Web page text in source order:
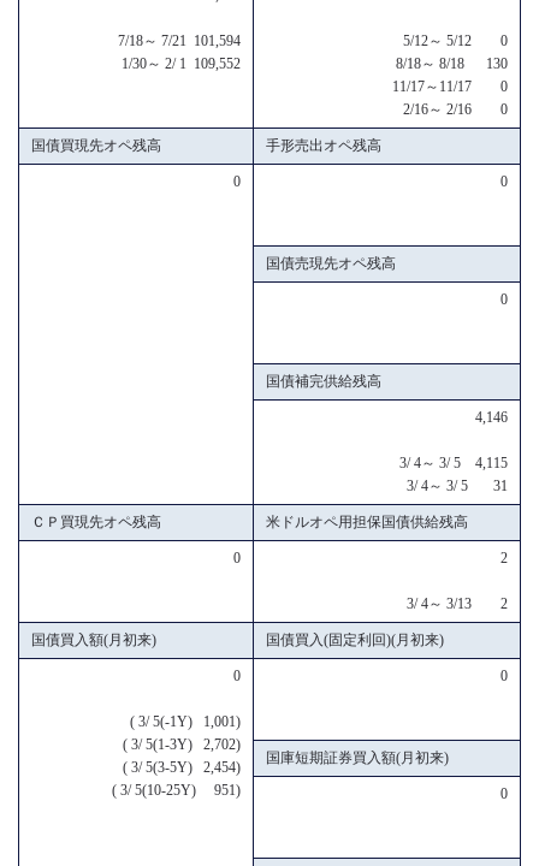
7/18～ 7/21 101,594
1/30～ 2/ 1 109,552
5/12～ 5/12 0
8/18～ 8/18 130
11/17～11/17 0
2/16～ 2/16 0
国債買現先オペ残高 手形売出オペ残高
0 0
国債売現先オペ残高
0
国債補完供給残高
4,146
3/ 4～ 3/ 5 4,115
3/ 4～ 3/ 5 31
ＣＰ買現先オペ残高 米ドルオペ用担保国債供給残高
0 2
3/ 4～ 3/13 2
国債買入額(月初来) 国債買入(固定利回)(月初来)
0
( 3/ 5(-1Y) 1,001)
( 3/ 5(1-3Y) 2,702)
( 3/ 5(3-5Y) 2,454)
( 3/ 5(10-25Y) 951)
0
国庫短期証券買入額(月初来)
0